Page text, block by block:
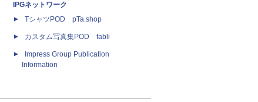
IPGネットワーク
TシャツPOD pTa.shop
カスタム写真集POD fabli
Impress Group Publication
Information